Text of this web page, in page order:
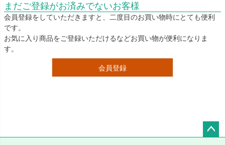
まだご登録がお済みでないお客様
会員登録をしていただきますと、二度目のお買い物時にとても便利
です。
お気に入り商品をご登録いただけるなどお買い物が便利になりま
す。
会員登録